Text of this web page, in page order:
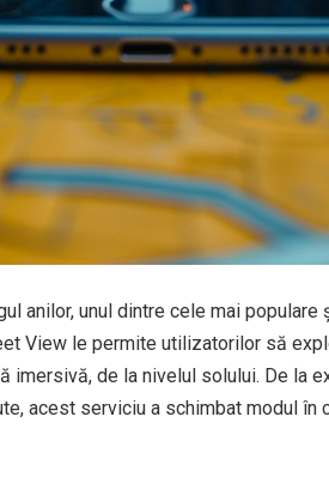
anilor, unul dintre cele mai
View le permite utilizatorilor să
imersivă, de la nivelul solului. De la
acest serviciu a schimbat modul în